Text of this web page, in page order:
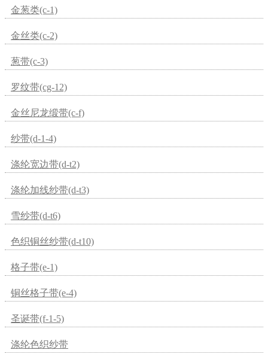
金葱类(c-1)
金丝类(c-2)
葱带(c-3)
罗纹带(cg-12)
金丝尼龙缎带(c-f)
纱带(d-1-4)
涤纶宽边带(d-t2)
涤纶加线纱带(d-t3)
雪纱带(d-t6)
色织铜丝纱带(d-t10)
格子带(e-1)
铜丝格子带(e-4)
圣诞带(f-1-5)
涤纶色织纱带